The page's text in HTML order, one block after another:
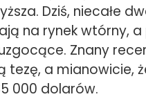
Dziś, niecałe
na rynek wtórny,
Znany
tezę, a mianowicie,
000 dolarów.